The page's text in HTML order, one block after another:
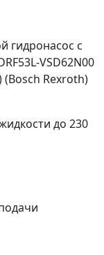
гидронасос с
VSD62N00
(Bosch Rexroth)
до 230